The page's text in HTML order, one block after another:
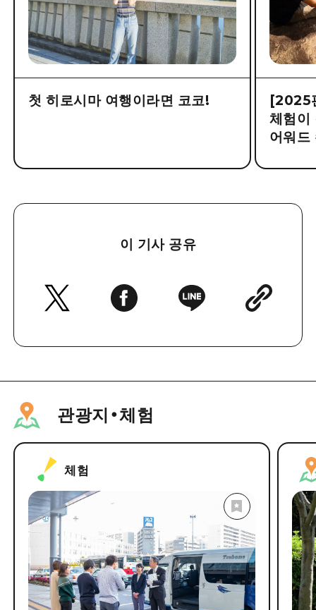
첫 히로시마 여행이라면 코코!
[2025
체험이
어워드
이 기사 공유
관광지・체험
체험